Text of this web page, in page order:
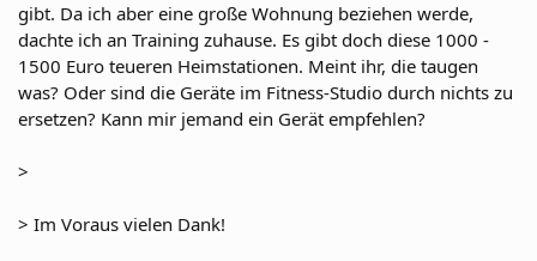
gibt. Da ich aber eine große Wohnung beziehen werde,
dachte ich an Training zuhause. Es gibt doch diese 1000 -
1500 Euro teueren Heimstationen. Meint ihr, die taugen
was? Oder sind die Geräte im Fitness-Studio durch nichts zu
ersetzen? Kann mir jemand ein Gerät empfehlen?
>
> Im Voraus vielen Dank!